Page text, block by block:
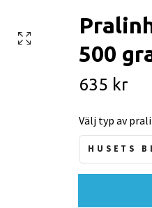
500
635 kr
Välj typ av
HUSETS